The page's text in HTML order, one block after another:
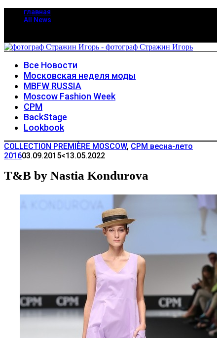
главная
All News
Все Новости
Московская неделя моды
MBFW RUSSIA
Moscow Fashion Week
CPM
BackStage
Lookbook
COLLECTION PREMIÈRE MOSCOW, CPM весна-лето
201603.09.2015<13.05.2022
T&B by Nastia Kondurova